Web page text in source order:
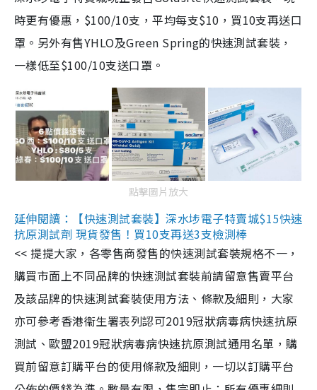
時更有優惠，$100/10支，平均每支$10，買10支再送口
罩。另外有售YHLO及Green Spring的快速測試套裝，
一樣低至$100/10支送口罩。
點擊圖片放大
延伸閱讀：【快速測試套裝】深水埗電子特賣城$15快速
抗原測試劑 現貨發售！買10支再送3支檢測棒
<< 提提大家，各零售商發售的快速測試套裝規格不一，
購買市面上不同品牌的快速測試套裝前請留意售賣平台
及該品牌的快速測試套裝使用方法、條款及細則，大家
亦可參考香港衞生署表列認可2019冠狀病毒病快速抗原
測試、歐盟2019冠狀病毒病快速抗原測試通用名單，購
買前留意訂購平台的使用條款及細則，一切以訂購平台